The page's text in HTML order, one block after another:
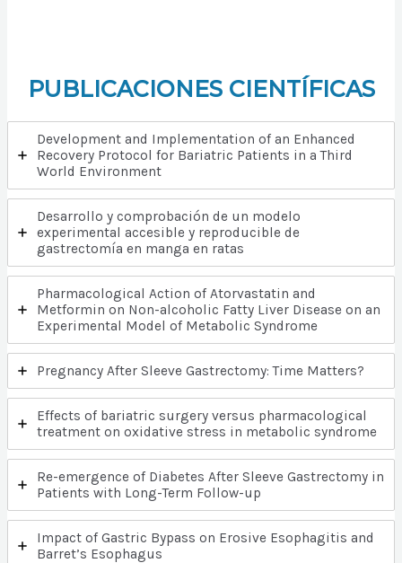
PUBLICACIONES CIENTÍFICAS
Development and Implementation of an Enhanced
Recovery Protocol for Bariatric Patients in a Third
World Environment
Desarrollo y comprobación de un modelo
experimental accesible y reproducible de
gastrectomía en manga en ratas
Pharmacological Action of Atorvastatin and
Metformin on Non-alcoholic Fatty Liver Disease on an
Experimental Model of Metabolic Syndrome
Pregnancy After Sleeve Gastrectomy: Time Matters?
Effects of bariatric surgery versus pharmacological
treatment on oxidative stress in metabolic syndrome
Re-emergence of Diabetes After Sleeve Gastrectomy in
Patients with Long-Term Follow-up
Impact of Gastric Bypass on Erosive Esophagitis and
Barret’s Esophagus